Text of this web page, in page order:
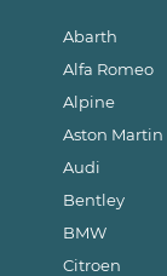
Abarth
Alfa Romeo
Alpine
Aston Martin
Audi
Bentley
BMW
Citroen